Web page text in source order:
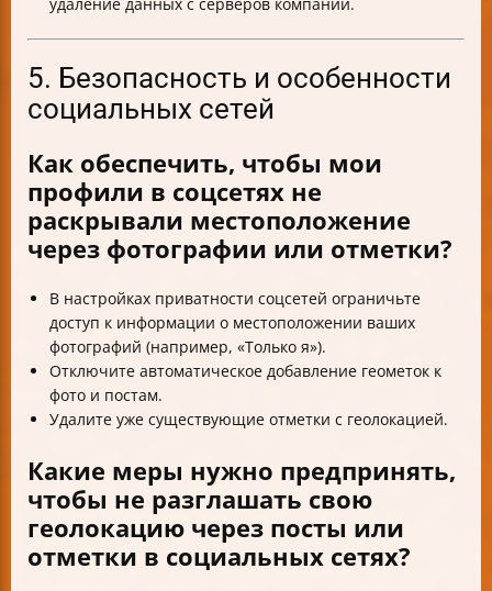
5. Безопасность и особенности
социальных сетей
Как обеспечить, чтобы мои
профили в соцсетях не
раскрывали местоположение
через фотографии или отметки?
В настройках приватности соцсетей ограничьте
доступ к информации о местоположении ваших
фотографий (например, «Только я»).
Отключите автоматическое добавление геометок к
фото и постам.
Удалите уже существующие отметки с геолокацией.
Какие меры нужно предпринять,
чтобы не разглашать свою
геолокацию через посты или
отметки в социальных сетях?